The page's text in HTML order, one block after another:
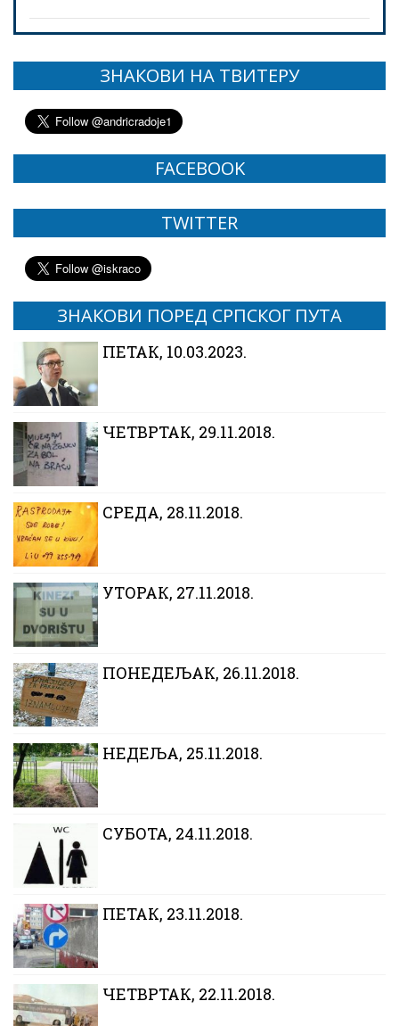
ЗНАКОВИ НА ТВИТЕРУ
FACEBOOK
TWITTER
ЗНАКОВИ ПОРЕД СРПСКОГ ПУТА
ПЕТАК, 10.03.2023.
ЧЕТВРТАК, 29.11.2018.
CРЕДА, 28.11.2018.
УТОРАК, 27.11.2018.
ПОНЕДЕЉАК, 26.11.2018.
НЕДЕЉА, 25.11.2018.
СУБОТА, 24.11.2018.
ПЕТАК, 23.11.2018.
ЧЕТВРТАК, 22.11.2018.